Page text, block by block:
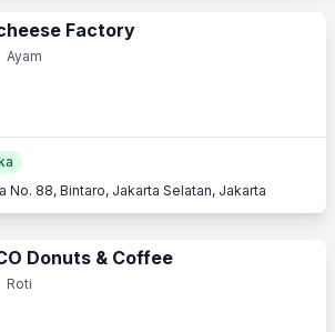
Factory
Ayam
No. 88, Bintaro, Jakarta Selatan, Jakarta
Donuts & Coffee
Roti